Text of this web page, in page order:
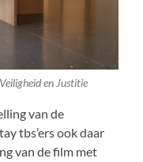
en Justitie
van de
tbs’ers ook daar
van de film met